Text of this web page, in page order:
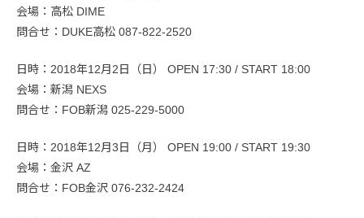
会場：高松 DIME
問合せ：DUKE高松 087-822-2520
日時：2018年12月2日（日） OPEN 17:30 / START 18:00
会場：新潟 NEXS
問合せ：FOB新潟 025-229-5000
日時：2018年12月3日（月） OPEN 19:00 / START 19:30
会場：金沢 AZ
問合せ：FOB金沢 076-232-2424